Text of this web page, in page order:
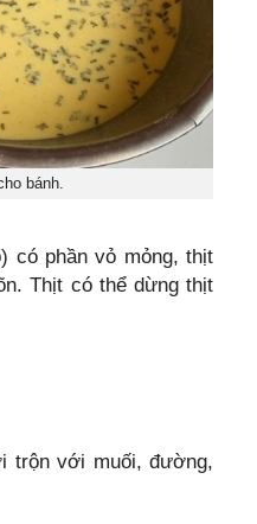
bánh.
có phần vỏ mỏng, thịt
Thịt có thể dừng thịt
trộn với muối, đường,